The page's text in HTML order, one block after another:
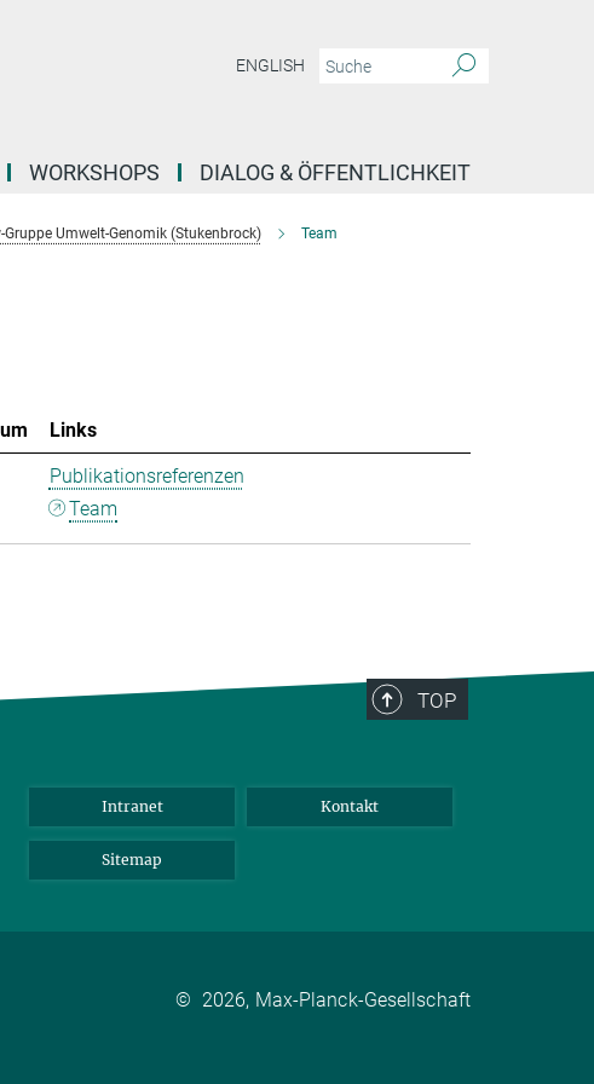
ENGLISH
WORKSHOPS DIALOG & ÖFFENTLICHKEIT
Gruppe Umwelt-Genomik (Stukenbrock) Team
Links
Publikationsreferenzen
Team
TOP
Intranet Kontakt
Sitemap
© 2026, Max-Planck-Gesellschaft